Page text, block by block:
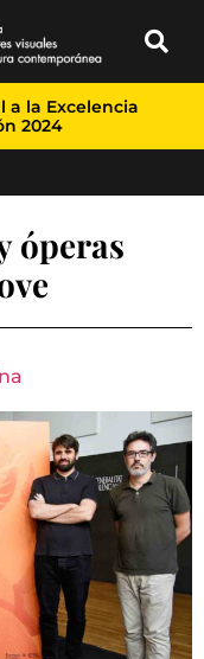
a la Excelencia
2024
óperas